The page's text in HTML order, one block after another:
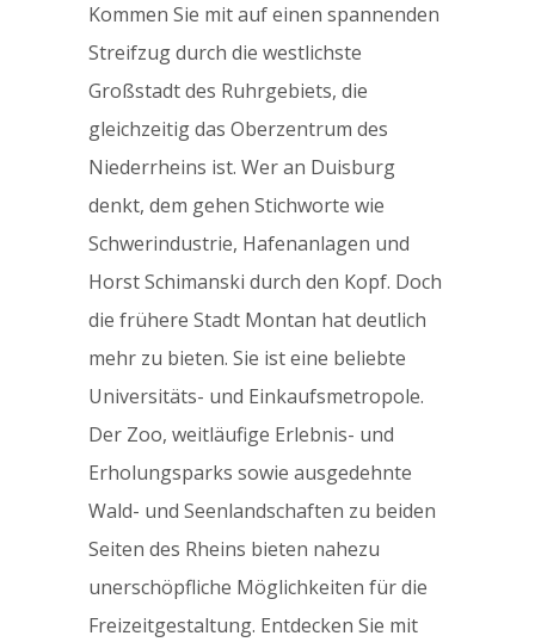
Kommen Sie mit auf einen spannenden
Streifzug durch die westlichste
Großstadt des Ruhrgebiets, die
gleichzeitig das Oberzentrum des
Niederrheins ist. Wer an Duisburg
denkt, dem gehen Stichworte wie
Schwerindustrie, Hafenanlagen und
Horst Schimanski durch den Kopf. Doch
die frühere Stadt Montan hat deutlich
mehr zu bieten. Sie ist eine beliebte
Universitäts- und Einkaufsmetropole.
Der Zoo, weitläufige Erlebnis- und
Erholungsparks sowie ausgedehnte
Wald- und Seenlandschaften zu beiden
Seiten des Rheins bieten nahezu
unerschöpfliche Möglichkeiten für die
Freizeitgestaltung. Entdecken Sie mit